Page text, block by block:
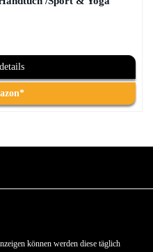
Microfaser , Das
können werden diese täglich